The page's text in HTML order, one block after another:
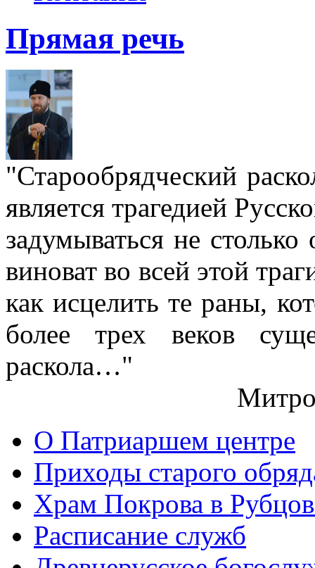
Прямая речь
"Старообрядческий
является трагедией
задумываться не
виноват во всей этой
как исцелить те раны,
более трех веков
раскола…"
О Патриаршем центре
Приходы старого
Храм Покрова в
Расписание служб